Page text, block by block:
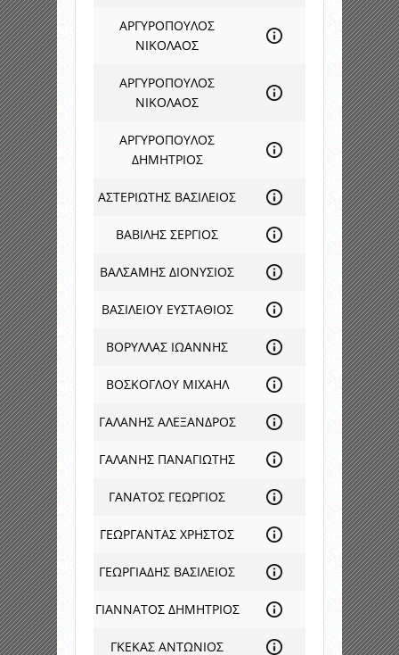
ΑΡΓΥΡΟΠΟΥΛΟΣ
ΝΙΚΟΛΑΟΣ
ΑΡΓΥΡΟΠΟΥΛΟΣ
ΝΙΚΟΛΑΟΣ
ΑΡΓΥΡΟΠΟΥΛΟΣ
ΔΗΜΗΤΡΙΟΣ
ΑΣΤΕΡΙΩΤΗΣ ΒΑΣΙΛΕΙΟΣ
ΒΑΒΙΛΗΣ ΣΕΡΓΙΟΣ
ΒΑΛΣΑΜΗΣ ΔΙΟΝΥΣΙΟΣ
ΒΑΣΙΛΕΙΟΥ ΕΥΣΤΑΘΙΟΣ
ΒΟΡΥΛΛΑΣ ΙΩΑΝΝΗΣ
ΒΟΣΚΟΓΛΟΥ ΜΙΧΑΗΛ
ΓΑΛΑΝΗΣ ΑΛΕΞΑΝΔΡΟΣ
ΓΑΛΑΝΗΣ ΠΑΝΑΓΙΩΤΗΣ
ΓΑΝΑΤΟΣ ΓΕΩΡΓΙΟΣ
ΓΕΩΡΓΑΝΤΑΣ ΧΡΗΣΤΟΣ
ΓΕΩΡΓΙΑΔΗΣ ΒΑΣΙΛΕΙΟΣ
ΓΙΑΝΝΑΤΟΣ ΔΗΜΗΤΡΙΟΣ
ΓΚΕΚΑΣ ΑΝΤΩΝΙΟΣ